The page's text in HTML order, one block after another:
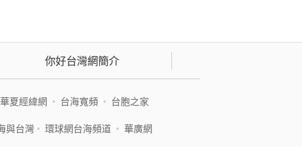
你好台灣網簡介
華夏經緯網 • 台海寬頻 • 台胞之家
與台灣 • 環球網台海頻道 • 華廣網